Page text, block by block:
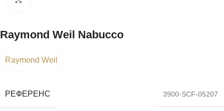
Raymond Weil Nabucco
Raymond Weil
РЕФЕРЕНС 3900-SCF-05207